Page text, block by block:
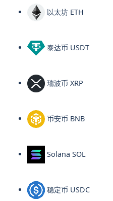
以太坊 ETH
泰达币 USDT
瑞波币 XRP
币安币 BNB
Solana SOL
稳定币 USDC